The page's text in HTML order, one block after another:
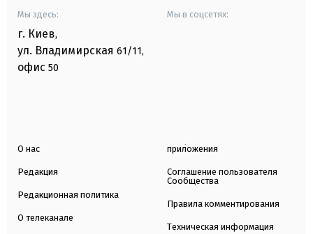
Мы здесь:
г. Киев,
ул. Владимирская 61/11,
офис 50
Мы в соцсетях:
О нас
Редакция
Редакционная политика
О телеканале
приложения
Соглашение пользователя
Сообщества
Правила комментирования
Техническая информация